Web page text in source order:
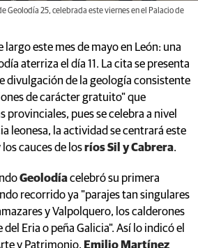
Geolodía 25, celebrada este viernes en el Palacio de
largo este mes de mayo en León: una
aterriza el día 11. La cita se presenta
divulgación de la geología consistente
de carácter gratuito" que
provinciales, pues se celebra a nivel
leonesa, la actividad se centrará este
los cauces de losríos Sil y Cabrera.
Geolodíacelebró su primera
recorrido ya "parajes tan singulares
y Valpolquero, los calderones
Eria o peña Galicia". Así lo indicó el
y Patrimonio, Emilio Martínez